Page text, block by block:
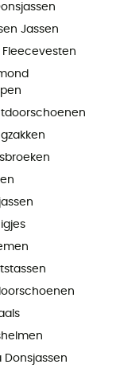
Jassen
Donsjassen